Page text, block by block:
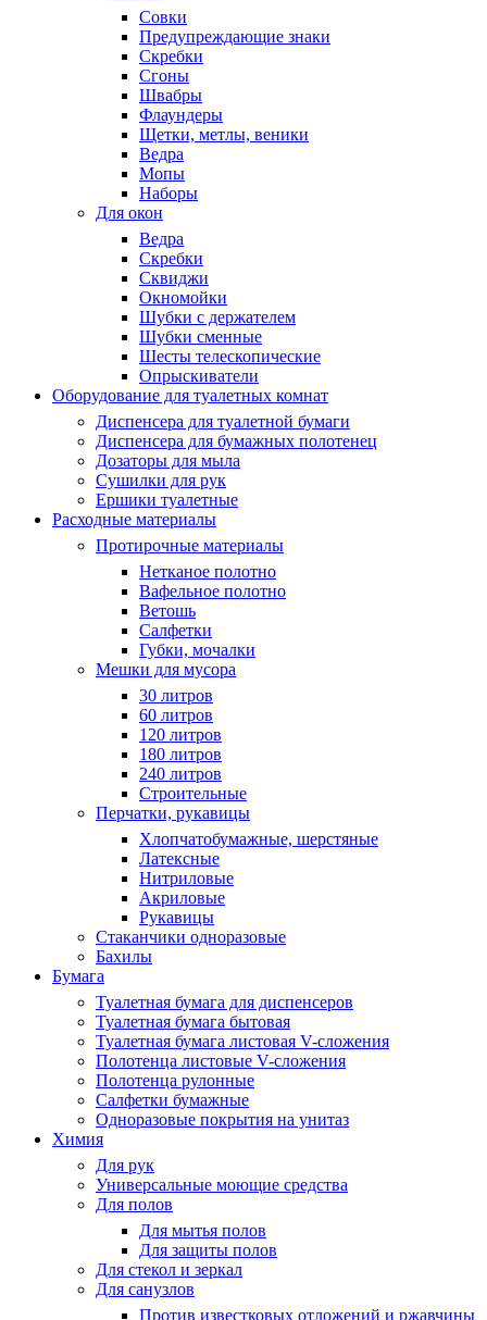
Совки
Предупреждающие знаки
Скребки
Сгоны
Швабры
Флаундеры
Щетки, метлы, веники
Ведра
Мопы
Наборы
Для окон
Ведра
Скребки
Сквиджи
Окномойки
Шубки с держателем
Шубки сменные
Шесты телескопические
Опрыскиватели
Оборудование для туалетных комнат
Диспенсера для туалетной бумаги
Диспенсера для бумажных полотенец
Дозаторы для мыла
Сушилки для рук
Ершики туалетные
Расходные материалы
Протирочные материалы
Нетканое полотно
Вафельное полотно
Ветошь
Салфетки
Губки, мочалки
Мешки для мусора
30 литров
60 литров
120 литров
180 литров
240 литров
Строительные
Перчатки, рукавицы
Хлопчатобумажные, шерстяные
Латексные
Нитриловые
Акриловые
Рукавицы
Стаканчики одноразовые
Бахилы
Бумага
Туалетная бумага для диспенсеров
Туалетная бумага бытовая
Туалетная бумага листовая V-сложения
Полотенца листовые V-сложения
Полотенца рулонные
Салфетки бумажные
Одноразовые покрытия на унитаз
Химия
Для рук
Универсальные моющие средства
Для полов
Для мытья полов
Для защиты полов
Для стекол и зеркал
Для санузлов
Против известковых отложений и ржавчины